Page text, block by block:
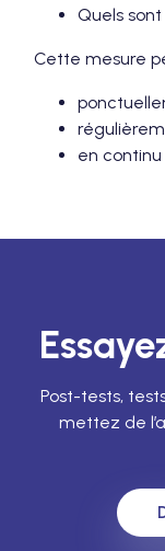
Quels
Cette mesure
en
Post-tests,
mettez de